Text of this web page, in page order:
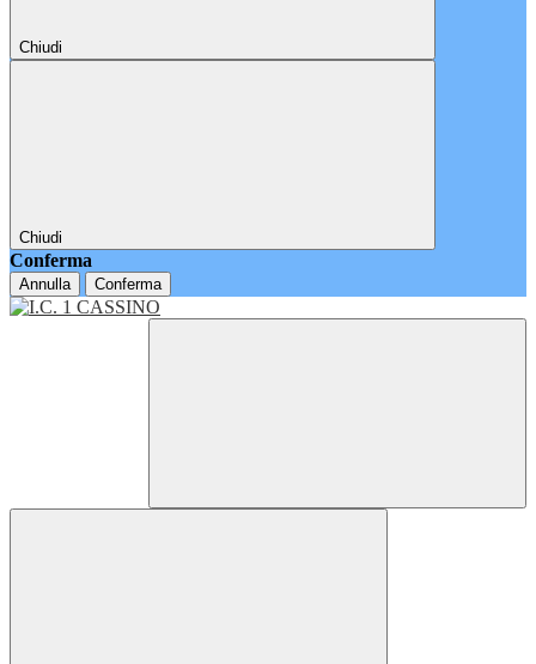
Chiudi
Chiudi
Conferma
Annulla Conferma